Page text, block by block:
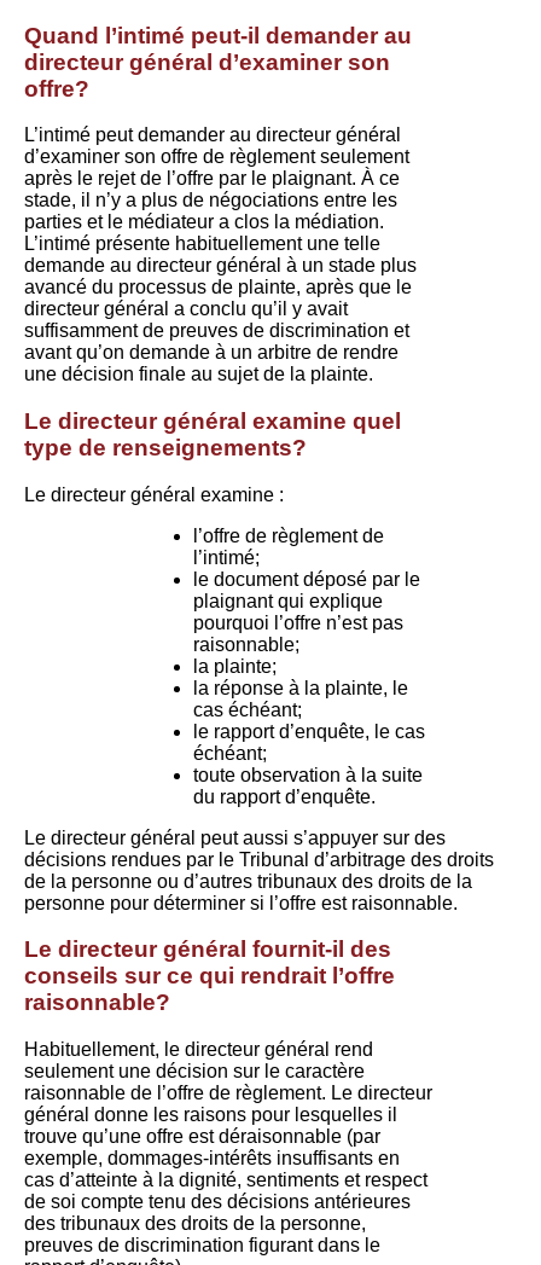
Quand l’intimé peut-il demander au
directeur général d’examiner son
offre?
L’intimé peut demander au directeur général
d’examiner son offre de règlement seulement
après le rejet de l’offre par le plaignant. À ce
stade, il n’y a plus de négociations entre les
parties et le médiateur a clos la médiation.
L’intimé présente habituellement une telle
demande au directeur général à un stade plus
avancé du processus de plainte, après que le
directeur général a conclu qu’il y avait
suffisamment de preuves de discrimination et
avant qu’on demande à un arbitre de rendre
une décision finale au sujet de la plainte.
Le directeur général examine quel
type de renseignements?
Le directeur général examine :
l’offre de règlement de
l’intimé;
le document déposé par le
plaignant qui explique
pourquoi l’offre n’est pas
raisonnable;
la plainte;
la réponse à la plainte, le
cas échéant;
le rapport d’enquête, le cas
échéant;
toute observation à la suite
du rapport d’enquête.
Le directeur général peut aussi s’appuyer sur des
décisions rendues par le Tribunal d’arbitrage des droits
de la personne ou d’autres tribunaux des droits de la
personne pour déterminer si l’offre est raisonnable.
Le directeur général fournit-il des
conseils sur ce qui rendrait l’offre
raisonnable?
Habituellement, le directeur général rend
seulement une décision sur le caractère
raisonnable de l’offre de règlement. Le directeur
général donne les raisons pour lesquelles il
trouve qu’une offre est déraisonnable (par
exemple, dommages-intérêts insuffisants en
cas d’atteinte à la dignité, sentiments et respect
de soi compte tenu des décisions antérieures
des tribunaux des droits de la personne,
preuves de discrimination figurant dans le